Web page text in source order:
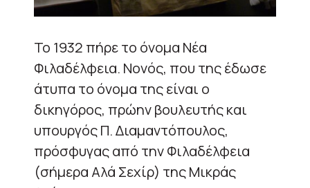
Το 1932 πήρε το όνομα Νέα
Φιλαδέλφεια. Νονός, που της έδωσε
άτυπα το όνομα της είναι ο
δικηγόρος, πρώην βουλευτής και
υπουργός Π. Διαμαντόπουλος,
πρόσφυγας από την Φιλαδέλφεια
(σήμερα Αλά Σεχίρ) της Μικράς